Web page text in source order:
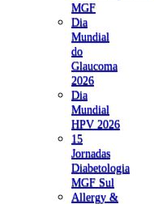
MGF
Dia
Mundial
do
Glaucoma
2026
Dia
Mundial
HPV 2026
15
Jornadas
Diabetologia
MGF Sul
Allergy &